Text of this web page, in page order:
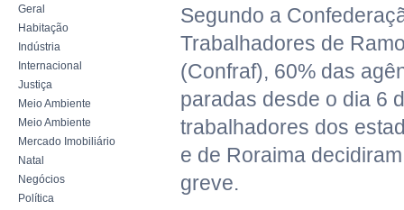
Geral
Habitação
Indústria
Internacional
Justiça
Meio Ambiente
Meio Ambiente
Mercado Imobiliário
Natal
Negócios
Política
Segundo a
Trabalhadores de
(Confraf), 60% das
paradas desde o dia 6
trabalhadores dos
e de Roraima
greve.